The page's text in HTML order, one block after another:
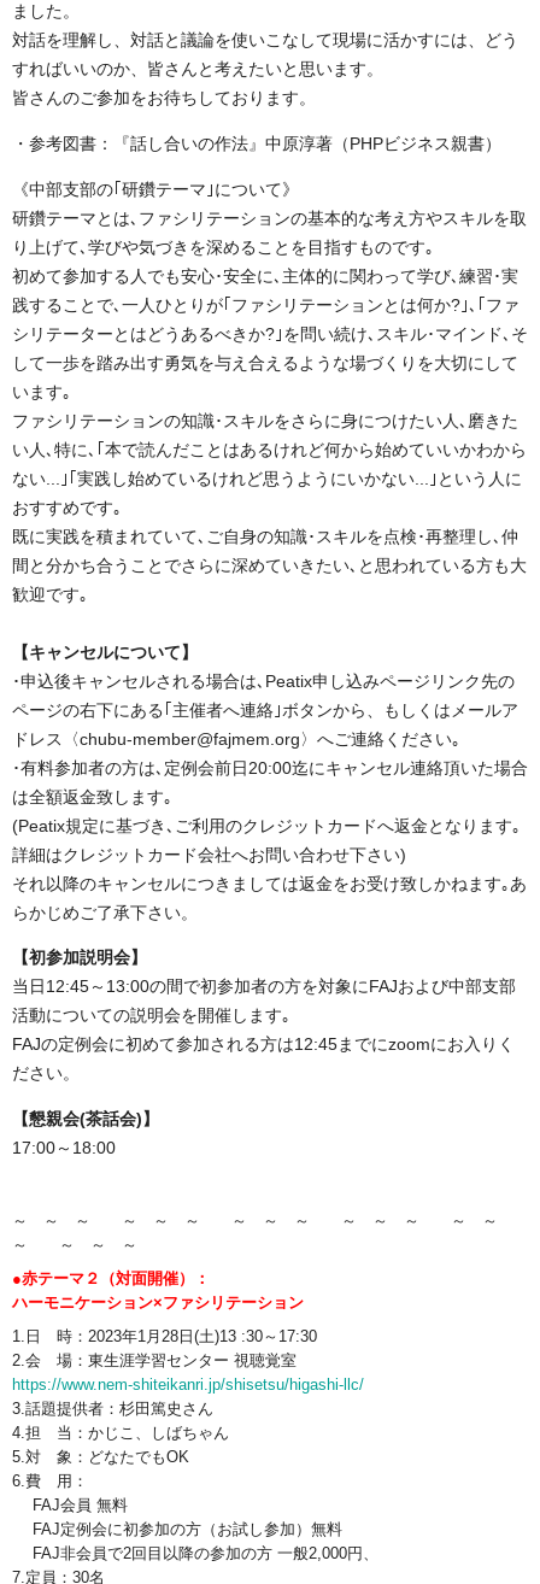
ました。
対話を理解し、対話と議論を使いこなして現場に活かすには、どう
すればいいのか、皆さんと考えたいと思います。
皆さんのご参加をお待ちしております。
・参考図書：『話し合いの作法』中原淳著（PHPビジネス親書）
《中部支部の｢研鑽テーマ｣について》
研鑽テーマとは､ファシリテーションの基本的な考え方やスキルを取
り上げて､学びや気づきを深めることを目指すものです｡
初めて参加する人でも安心･安全に､主体的に関わって学び､練習･実
践することで､一人ひとりが｢ファシリテーションとは何か?｣､｢ファ
シリテーターとはどうあるべきか?｣を問い続け､スキル･マインド､そ
して一歩を踏み出す勇気を与え合えるような場づくりを大切にして
います｡
ファシリテーションの知識･スキルをさらに身につけたい人､磨きた
い人､特に､｢本で読んだことはあるけれど何から始めていいかわから
ない...｣｢実践し始めているけれど思うようにいかない...｣という人に
おすすめです｡
既に実践を積まれていて､ご自身の知識･スキルを点検･再整理し､仲
間と分かち合うことでさらに深めていきたい､と思われている方も大
歓迎です｡
【キャンセルについて】
･申込後キャンセルされる場合は､Peatix申し込みページリンク先の
ページの右下にある｢主催者へ連絡｣ボタンから、もしくはメールア
ドレス〈chubu-member@fajmem.org〉へご連絡ください｡
･有料参加者の方は､定例会前日20:00迄にキャンセル連絡頂いた場合
は全額返金致します｡
(Peatix規定に基づき､ご利用のクレジットカードへ返金となります｡
詳細はクレジットカード会社へお問い合わせ下さい)
それ以降のキャンセルにつきましては返金をお受け致しかねます｡あ
らかじめご了承下さい。
【初参加説明会】
当日12:45～13:00の間で初参加者の方を対象にFAJおよび中部支部
活動についての説明会を開催します｡
FAJの定例会に初めて参加される方は12:45までにzoomにお入りく
ださい。
【懇親会(茶話会)】
17:00～18:00
～ ～ ～ ～ ～ ～ ～ ～ ～ ～ ～ ～ ～ ～
～ ～ ～ ～
●赤テーマ２（対面開催）：
ハーモニケーション×ファシリテーション
1.日 時：2023年1月28日(土)13 :30～17:30
2.会 場： 東生涯学習センター 視聴覚室
https://www.nem-shiteikanri. jp/shisetsu/higashi-llc/
3.話題提供者： 杉田篤史さん
4.担 当：かじこ、しばちゃん
5.対 象：どなたでもOK
6.費 用：
FAJ会員 無料
FAJ定例会に初参加の方（お試し参加）無料
FAJ非会員で2回目以降の参加の方 一般2,000円、
7.定員：30名